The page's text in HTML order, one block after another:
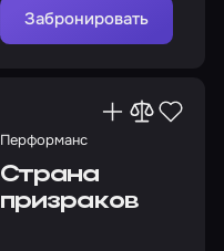
Забронировать
Перформанс
Страна
призраков